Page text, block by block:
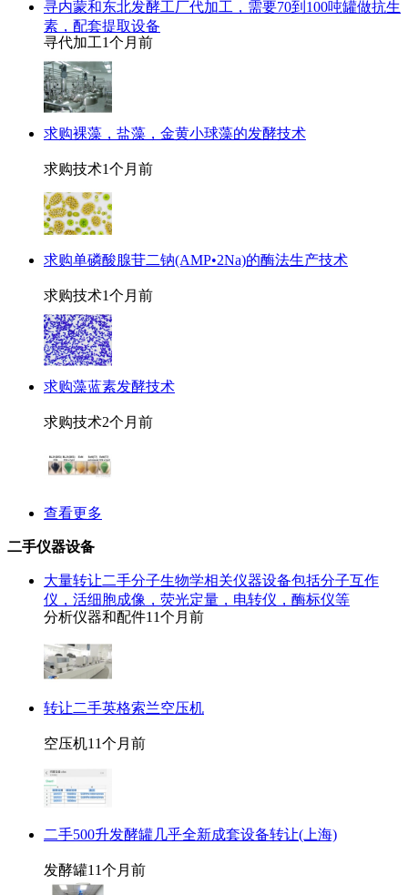
寻内蒙和东北发酵工厂代加工，需要70到100吨罐做抗生
素，配套提取设备
寻代加工1个月前
求购裸藻，盐藻，金黄小球藻的发酵技术
求购技术1个月前
求购单磷酸腺苷二钠(AMP•2Na)的酶法生产技术
求购技术1个月前
求购藻蓝素发酵技术
求购技术2个月前
查看更多
二手仪器设备
大量转让二手分子生物学相关仪器设备包括分子互作
仪，活细胞成像，荧光定量，电转仪，酶标仪等
分析仪器和配件11个月前
转让二手英格索兰空压机
空压机11个月前
二手500升发酵罐几乎全新成套设备转让(上海)
发酵罐11个月前